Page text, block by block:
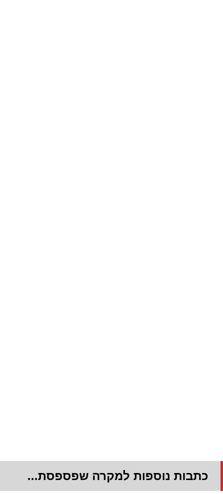
כתבות נוספות למקרה שפספסת...